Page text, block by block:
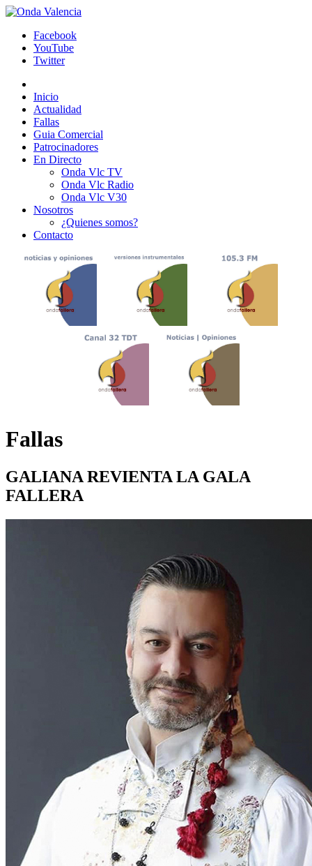
Facebook
YouTube
Twitter
Inicio
Actualidad
Fallas
Guia Comercial
Patrocinadores
En Directo
Onda Vlc TV
Onda Vlc Radio
Onda Vlc V30
Nosotros
¿Quienes somos?
Contacto
Fallas
GALIANA REVIENTA LA GALA
FALLERA